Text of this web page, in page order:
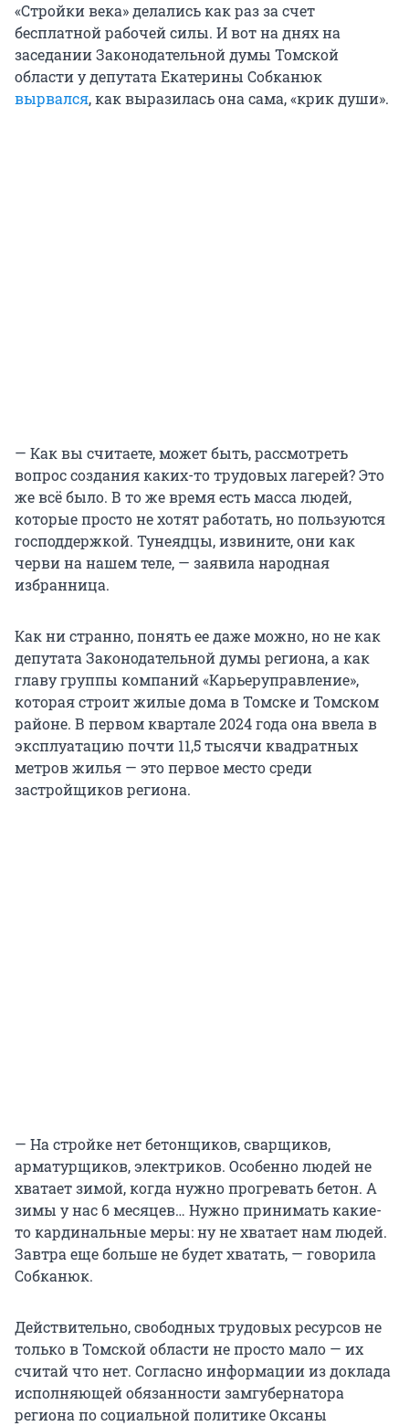
«Стройки века» делались как раз за счет
бесплатной рабочей силы. И вот на днях на
заседании Законодательной думы Томской
области у депутата Екатерины Собканюк
вырвался, как выразилась она сама, «крик души».
— Как вы считаете, может быть, рассмотреть
вопрос создания каких-то трудовых лагерей? Это
же всё было. В то же время есть масса людей,
которые просто не хотят работать, но пользуются
господдержкой. Тунеядцы, извините, они как
черви на нашем теле, — заявила народная
избранница.
Как ни странно, понять ее даже можно, но не как
депутата Законодательной думы региона, а как
главу группы компаний «Карьеруправление»,
которая строит жилые дома в Томске и Томском
районе. В первом квартале 2024 года она ввела в
эксплуатацию почти 11,5 тысячи квадратных
метров жилья — это первое место среди
застройщиков региона.
— На стройке нет бетонщиков, сварщиков,
арматурщиков, электриков. Особенно людей не
хватает зимой, когда нужно прогревать бетон. А
зимы у нас 6 месяцев… Нужно принимать какие-
то кардинальные меры: ну не хватает нам людей.
Завтра еще больше не будет хватать, — говорила
Собканюк.
Действительно, свободных трудовых ресурсов не
только в Томской области не просто мало — их
считай что нет. Согласно информации из доклада
исполняющей обязанности замгубернатора
региона по социальной политике Оксаны